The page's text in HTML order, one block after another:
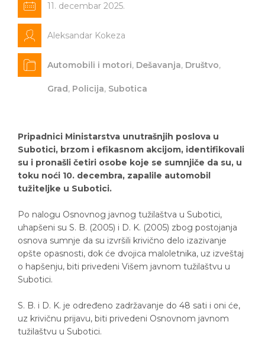
11. decembar 2025.
Aleksandar Kokeza
Automobili i motori, Dešavanja, Društvo,
Grad, Policija, Subotica
Pripadnici Ministarstva unutrašnjih poslova u
Subotici, brzom i efikasnom akcijom, identifikovali
su i pronašli četiri osobe koje se sumnjiče da su, u
toku noći 10. decembra, zapalile automobil
tužiteljke u Subotici.
Po nalogu Osnovnog javnog tužilaštva u Subotici,
uhapšeni su S. B. (2005) i D. K. (2005) zbog postojanja
osnova sumnje da su izvršili krivično delo izazivanje
opšte opasnosti, dok će dvojica maloletnika, uz izveštaj
o hapšenju, biti privedeni Višem javnom tužilaštvu u
Subotici.
S. B. i D. K. je određeno zadržavanje do 48 sati i oni će,
uz krivičnu prijavu, biti privedeni Osnovnom javnom
tužilaštvu u Subotici.